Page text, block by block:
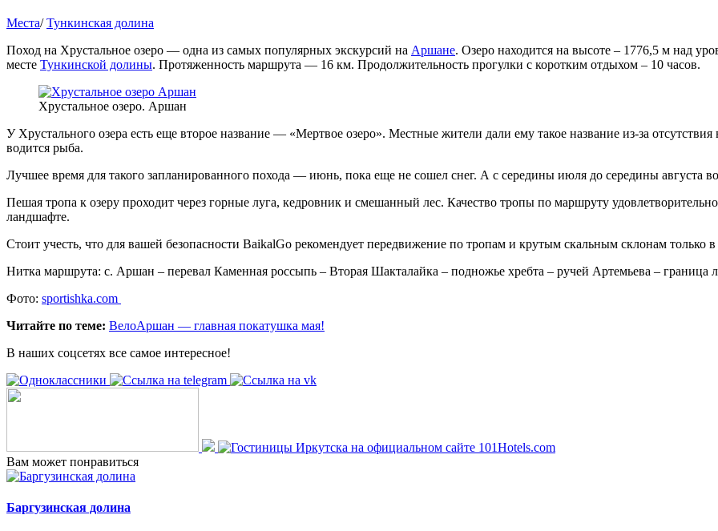
Места/ Тункинская долина
Поход на Хрустальное озеро — одна из самых популярных экскурсий на Аршане. Озеро находится на высоте – 1776,5 м над
месте Тункинской долины. Протяженность маршрута — 16 км. Продолжительность прогулки с коротким отдыхом – 10 часов.
Хрустальное озеро. Аршан
У Хрустального озера есть еще второе название — «Мертвое озеро». Местные жители дали ему такое название из-за
водится рыба.
Лучшее время для такого запланированного похода — июнь, пока еще не сошел снег. А с середины июля до середины августа
Пешая тропа к озеру проходит через горные луга, кедровник и смешанный лес. Качество тропы по маршруту
ландшафте.
Стоит учесть, что для вашей безопасности BaikalGo рекомендует передвижение по тропам и крутым скальным склонам только
Нитка маршрута: с. Аршан – перевал Каменная россыпь – Вторая Шакталайка – подножье хребта – ручей Артемьева – граница
Фото: sportishka.com
Читайте по теме: ВелоАршан — главная покатушка мая!
В наших соцсетях все самое интересное!
Вам может понравиться
Баргузинская долина